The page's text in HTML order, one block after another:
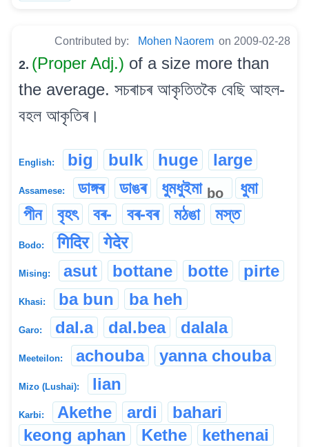
Contributed by: Mohen Naorem on 2009-02-28
2. (Proper Adj.) of a size more than
the average. সচৰাচৰ আকৃতিতকৈ বেছি আহল-
বহল আকৃতিৰ।
English: big bulk huge large
Assamese: ডাঙ্গৰ ডাঙৰ ধুমধুইমা bo
ধুমা
পীন
বৃহৎ বৰ- বৰ-বৰ মঠঙা মস্ত
Bodo: गिदिर गेदेर
Mising: asut bottane botte pirte
Khasi: ba bun ba heh
Garo: dal.a dal.bea dalala
Meeteilon: achouba yanna chouba
Mizo (Lushai): lian
Karbi: Akethe ardi
bahari
keong aphan
Kethe
kethenai